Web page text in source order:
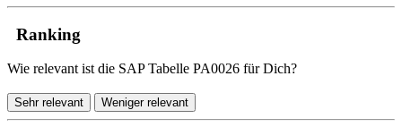
Ranking
Wie relevant ist die SAP Tabelle PA0026 für Dich?
Sehr relevant Weniger relevant